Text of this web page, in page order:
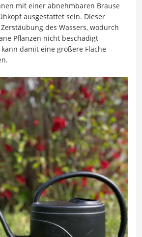
mit einer abnehmbaren Brause
ausgestattet sein. Dieser
des Wassers, wodurch
Pflanzen nicht beschädigt
damit eine größere Fläche